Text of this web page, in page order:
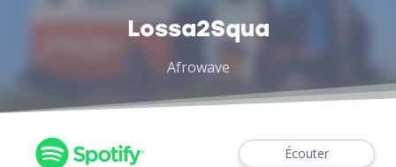
Lossa2Squa
Afrowave
Écouter